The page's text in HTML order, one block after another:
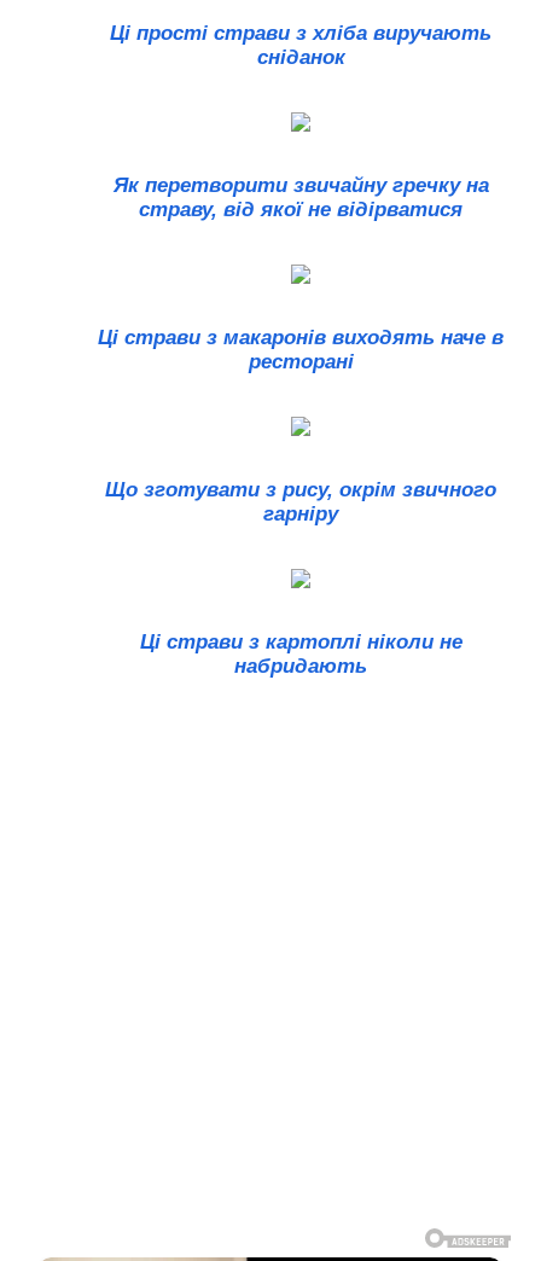
Ці прості страви з хліба виручають
сніданок
Як перетворити звичайну гречку на
страву, від якої не відірватися
Ці страви з макаронів виходять наче в
ресторані
Що зготувати з рису, окрім звичного
гарніру
Ці страви з картоплі ніколи не
набридають